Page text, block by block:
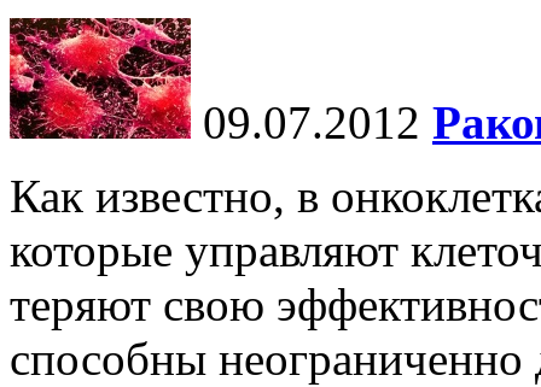
09.07.2012
Как известно, в
которые управляют
теряют свою
способны неограниченно